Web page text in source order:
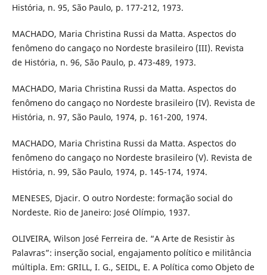
História, n. 95, São Paulo, p. 177-212, 1973.
MACHADO, Maria Christina Russi da Matta. Aspectos do
fenômeno do cangaço no Nordeste brasileiro (III). Revista
de História, n. 96, São Paulo, p. 473-489, 1973.
MACHADO, Maria Christina Russi da Matta. Aspectos do
fenômeno do cangaço no Nordeste brasileiro (IV). Revista de
História, n. 97, São Paulo, 1974, p. 161-200, 1974.
MACHADO, Maria Christina Russi da Matta. Aspectos do
fenômeno do cangaço no Nordeste brasileiro (V). Revista de
História, n. 99, São Paulo, 1974, p. 145-174, 1974.
MENESES, Djacir. O outro Nordeste: formação social do
Nordeste. Rio de Janeiro: José Olímpio, 1937.
OLIVEIRA, Wilson José Ferreira de. “A Arte de Resistir às
Palavras”: inserção social, engajamento político e militância
múltipla. Em: GRILL, I. G., SEIDL, E. A Política como Objeto de